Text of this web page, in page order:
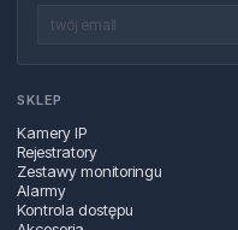
SKLEP
Kamery IP
Rejestratory
Zestawy monitoringu
Alarmy
Kontrola dostępu